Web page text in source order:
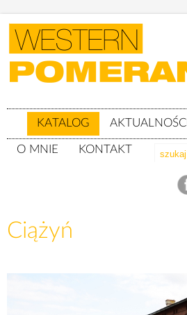
KATALOG AKTUALNOŚCI
O MNIE KONTAKT
Ciążyń